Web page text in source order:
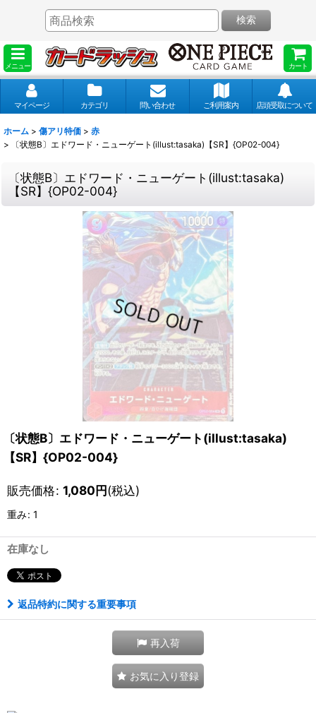
メニュー カート
検索
マイページ カテゴリ 問い合わせ ご利用案内 店頭受取について
ホーム > 傷アリ特価 > 赤
>
〔状態B〕エドワード・ニューゲート(illust:tasaka)【SR】{OP02-004}
〔状態B〕エドワード・ニューゲート(illust:tasaka)
【SR】{OP02-004}
〔状態B〕エドワード・ニューゲート(illust:tasaka)
【SR】{OP02-004}
販売価格: 1,080円(税込)
重み: 1
在庫なし
返品特約に関する重要事項
再入荷
お気に入り登録